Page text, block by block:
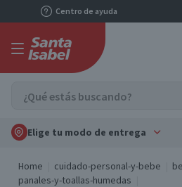
Centro de ayuda
Elige tu modo de entrega
Home cuidado-personal-y-bebe
panales-y-toallas-humedas